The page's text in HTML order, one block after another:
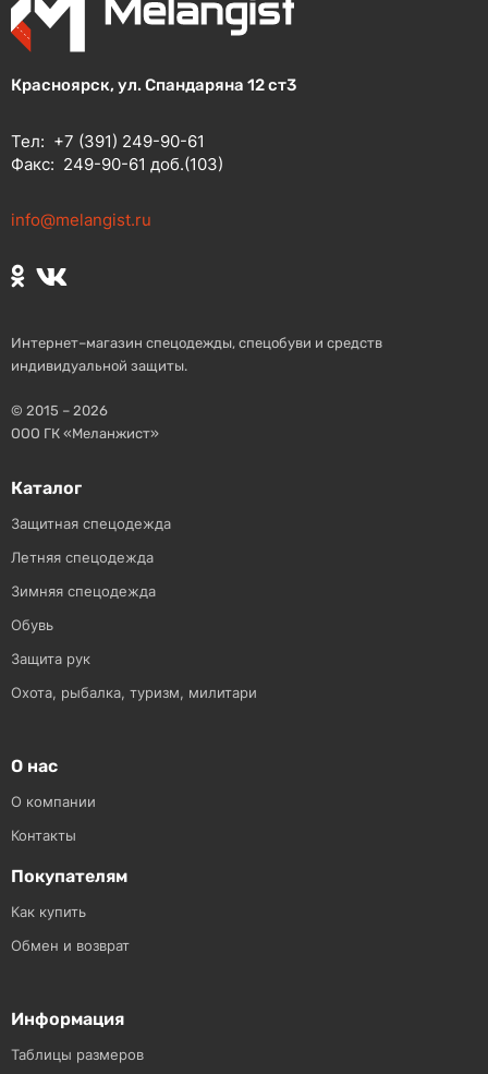
Красноярск, ул. Спандаряна 12 ст3
Тел: +7 (391) 249-90-61
Факс: 249-90-61 доб.(103)
info@melangist.ru
Интернет–магазин спецодежды, спецобуви и средств
индивидуальной защиты.
© 2015 – 2026
ООО ГК «Меланжист»
Каталог
Защитная спецодежда
Летняя спецодежда
Зимняя спецодежда
Обувь
Защита рук
Охота, рыбалка, туризм, милитари
О нас
О компании
Контакты
Покупателям
Как купить
Обмен и возврат
Информация
Таблицы размеров